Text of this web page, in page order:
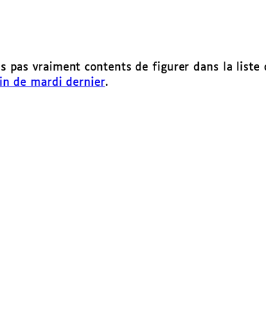
pas vraiment contents de figurer dans la liste
de mardi dernier.